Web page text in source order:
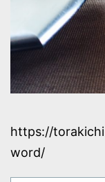
https://
word/